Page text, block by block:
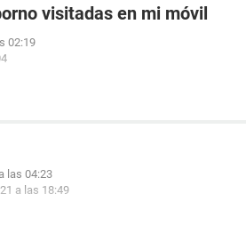
visitadas en mi móvil
02:19
las 04:23
a las 18:49